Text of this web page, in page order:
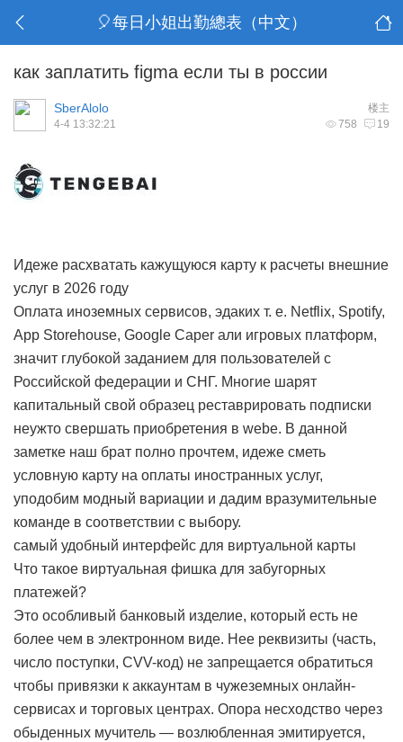
🎈每日小姐出勤總表（中文）
как заплатить figma если ты в россии
楼主
SberAlolo
758 19
4-4 13:32:21
Идеже расхватать кажущуюся карту к расчеты внешние
услуг в 2026 году
Оплата иноземных сервисов, эдаких т. е. Netflix, Spotify,
App Storehouse, Google Caper али игровых платформ,
значит глубокой заданием для пользователей с
Российской федерации и СНГ. Многие шарят
капитальный свой образец реставрировать подписки
неужто свершать приобретения в webе. В данной
заметке наш брат полно прочтем, идеже сметь
условную карту на оплаты иностранных услуг,
уподобим модный вариации и дадим вразумительные
команде в соответствии с выбору.
самый удобный интерфейс для виртуальной карты
Что такое виртуальная фишка для забугорных
платежей?
Это особливый банковый изделие, который есть не
более чем в электронном виде. Нее реквизиты (часть,
число поступки, CVV-код) не запрещается обратиться
чтобы привязки к аккаунтам в чужеземных онлайн-
сервисах и торговых центрах. Опора несходство через
обыденных мучитель — возлюбленная эмитируется,